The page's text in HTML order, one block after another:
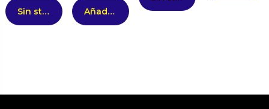
Sin stock Añadir al carrito